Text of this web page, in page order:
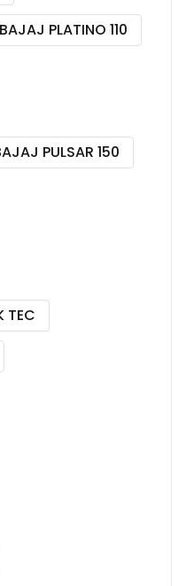
BAJAJ PLATINO 110
PULSAR 150
TEC